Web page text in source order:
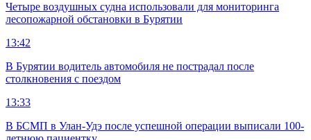
Четыре воздушных судна использовали для мониторинга
лесопожарной обстановки в Бурятии
13:42
В Бурятии водитель автомобиля не пострадал после
столкновения с поездом
13:33
В БСМП в Улан-Удэ после успешной операции выписали 100-